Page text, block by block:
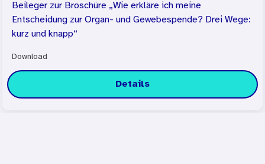
Beileger zur Broschüre „Wie erkläre ich meine
Entscheidung zur Organ- und Gewebespende? Drei Wege:
kurz und knapp“
Download
Details